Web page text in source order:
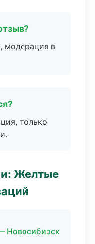
модерация в
только
Желтые
Новосибирск